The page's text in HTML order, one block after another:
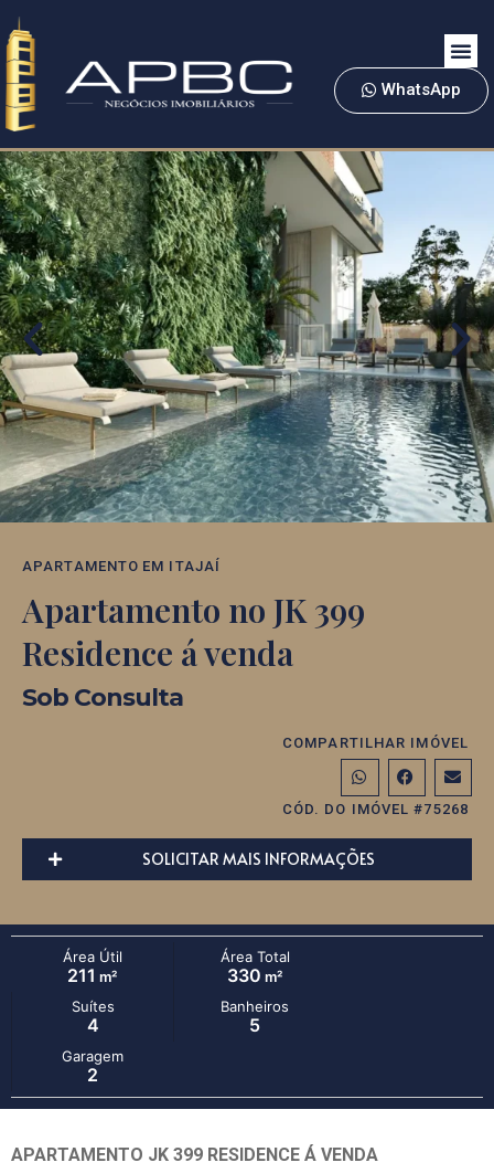
WhatsApp
APARTAMENTO EM ITAJAÍ
Apartamento no JK 399
Residence á venda
Sob Consulta
COMPARTILHAR IMÓVEL
CÓD. DO IMÓVEL #75268
SOLICITAR MAIS INFORMAÇÕES
Área Útil
211 m²
Área Total
330 m²
Suítes
4
Banheiros
5
Garagem
2
APARTAMENTO JK 399 RESIDENCE Á VENDA